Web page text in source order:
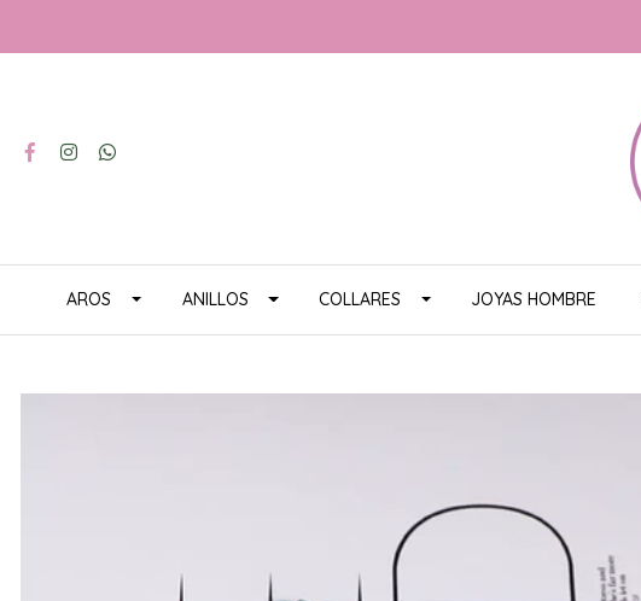
AROS ANILLOS COLLARES JOYAS HOMBRE